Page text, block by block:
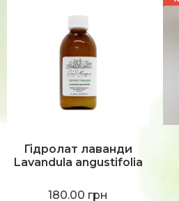
Гідролат лаванди
Lavandula angustifolia
180.00 грн